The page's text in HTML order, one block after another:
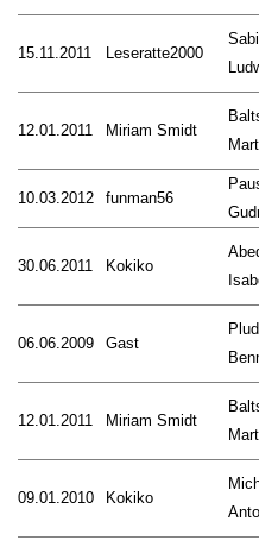
15.11.2011 Leseratte2000
12.01.2011 Miriam Smidt
10.03.2012 funman56
30.06.2011 Kokiko
06.06.2009 Gast
12.01.2011 Miriam Smidt
09.01.2010 Kokiko